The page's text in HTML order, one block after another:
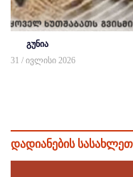
გუნია
31 / ივლისი 2026
დადიანების